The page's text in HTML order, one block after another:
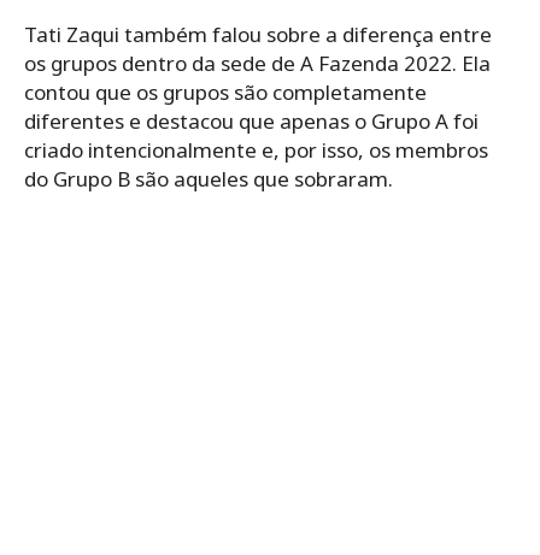
Tati Zaqui também falou sobre a diferença entre
os grupos dentro da sede de A Fazenda 2022. Ela
contou que os grupos são completamente
diferentes e destacou que apenas o Grupo A foi
criado intencionalmente e, por isso, os membros
do Grupo B são aqueles que sobraram.